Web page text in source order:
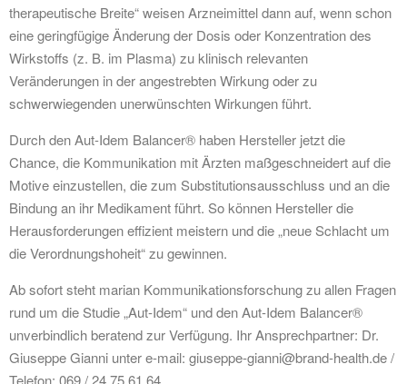
therapeutische Breite“ weisen Arzneimittel dann auf, wenn schon
eine geringfügige Änderung der Dosis oder Konzentration des
Wirkstoffs (z. B. im Plasma) zu klinisch relevanten
Veränderungen in der angestrebten Wirkung oder zu
schwerwiegenden unerwünschten Wirkungen führt.
Durch den Aut-Idem Balancer® haben Hersteller jetzt die
Chance, die Kommunikation mit Ärzten maßgeschneidert auf die
Motive einzustellen, die zum Substitutionsausschluss und an die
Bindung an ihr Medikament führt. So können Hersteller die
Herausforderungen effizient meistern und die „neue Schlacht um
die Verordnungshoheit“ zu gewinnen.
Ab sofort steht marian Kommunikationsforschung zu allen Fragen
rund um die Studie „Aut-Idem“ und den Aut-Idem Balancer®
unverbindlich beratend zur Verfügung. Ihr Ansprechpartner: Dr.
Giuseppe Gianni unter e-mail: giuseppe-gianni@brand-health.de /
Telefon: 069 / 24 75 61 64.